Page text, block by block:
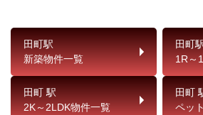
田町駅
新築物件一覧
田町
1R～
田町 駅
2K～2LDK物件一覧
田町
ペッ